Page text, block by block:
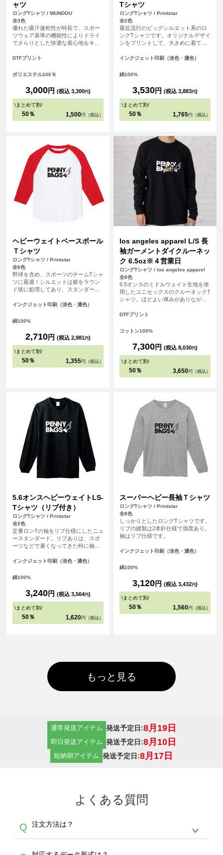
ャツ
ロングTシャツ / WUNDOU
全3色
優れた吸汗速乾性が特長で、スポー
ツウェア基準の機能性によりドライ
でさらりとした快適な着心地をキー
対策や肌寒い季節にも対応可能で
な肌触りも魅力。まるで着ているこ
ティブシーンはもちろん、リラック
スしたい普段使いにも最適です。 ス
ポーツチームのユニフォームやイベ
てもおすすめです。<br> ※商品の色
DTFプリント
ポリエステル100％
3,000円 (税込 3,300円)
\まとめて割/
50％ 1,500 円（税込）
Tシャツ
ロングTシャツ / Printstar
全2色
最近流行のビッグシルエット系のロ
ングTシャツです。オリジナルデザイ
ンをプリントして、大きめに着て、
う！
インクジェット印刷（淡色・濃色）
綿100%
3,530円 (税込 3,883円)
\まとめて割/
50％ 1,765 円（税込）
ヘビーウェイトベースボール
Ｔシャツ
ロングTシャツ / Printstar
全8色
野球を含め、スポーツのチームTシャ
ツに最適！シルエットは裾をラウン
ド状に処理してあり、スタンダード
で背番号や名前、ロゴを入れて、お
フォーム）を作りましょう！！
インクジェット印刷（淡色・濃色）
綿100%
2,710円 (税込 2,981円)
\まとめて割/
50％ 1,355 円（税込）
los angeles apparel L/S 長
袖ガーメントダイクルーネッ
ク 6.5oz※４営業日
ロングTシャツ / los angeles apparel
全8色
6.5オンスのミドルウェイト生地を使
用したユニセックスのクルーネックT
シャツ。ほどよい厚みがありながら
ンナーとしても使いやすいバランス
ス生産ならではのベーシックでタフ
ん、プリントやカスタム用ボディと
しても幅広く活用できる一着です。
<br> ※お客様の閲覧環境により、商
がございます。
DTFプリント
コットン100%
7,300円 (税込 8,030円)
\まとめて割/
50％ 3,650 円（税込）
5.6オンスヘビーウェイトLS-
Tシャツ（リブ付き）
ロングTシャツ / Printstar
全2色
定番ロンTの袖をリブ仕様にしたニュ
ースタンダード。リブありは、スポ
ーツなどで暑くなってきた時に袖を
インクジェット印刷（淡色・濃色）
綿100%
3,240円 (税込 3,564円)
\まとめて割/
50％ 1,620 円（税込）
スーパーヘビー長袖Ｔシャツ
ロングTシャツ / Printstar
全8色
しっかりとしたロングTシャツです。
リブの縫製は2本針仕様で強度あり。
袖はリブ仕様です。
インクジェット印刷（淡色・濃色）
綿100%
3,120円 (税込 3,432円)
\まとめて割/
50％ 1,560 円（税込）
もっと見る
通常発送アイテム 発送予定日:8月19日
即日発送アイテム 発送予定日:8月10日
短納期アイテム 発送予定日:8月17日
よくある質問
Q 注文方法は？